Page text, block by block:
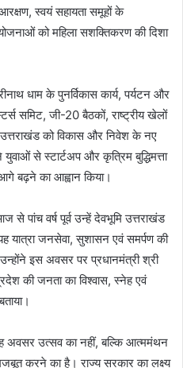
स्वयं सहायता समूहों के
को महिला सशक्तिकरण की दिशा
धाम के पुनर्विकास कार्य, पर्यटन और
समिट, जी-20 बैठकों, राष्ट्रीय खेलों
को विकास और निवेश के नए
से स्टार्टअप और कृत्रिम बुद्धिमत्ता
बढ़ने का आह्वान किया।
से पांच वर्ष पूर्व उन्हें देवभूमि उत्तराखंड
यात्रा जनसेवा, सुशासन एवं समर्पण की
इस अवसर पर प्रधानमंत्री श्री
की जनता का विश्वास, स्नेह एवं
अवसर उत्सव का नहीं, बल्कि आत्ममंथन
करने का है। राज्य सरकार का लक्ष्य